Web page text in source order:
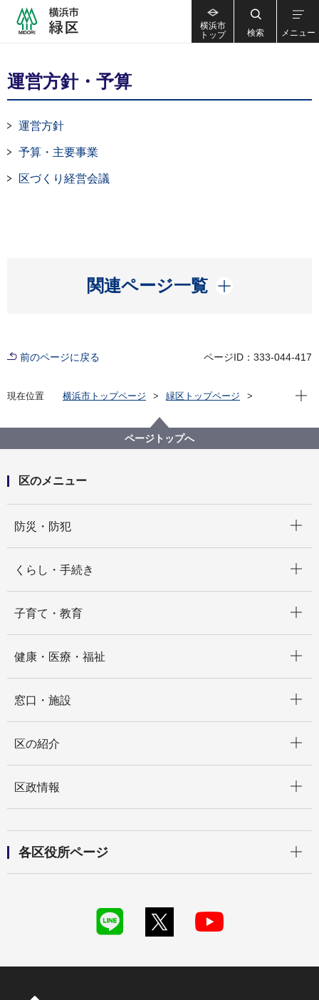
横浜市
トップ
検索 メニュー
運営方針・予算
運営方針
予算・主要事業
区づくり経営会議
関連ページ一覧
開く
前のページに戻る ページID：333-044-417
現在位置 横浜市トップページ
緑区トップページ
現在
ページトップへ
区のメニュー
防災・防犯
くらし・手続き
子育て・教育
健康・医療・福祉
窓口・施設
区の紹介
区政情報
各区役所ページ